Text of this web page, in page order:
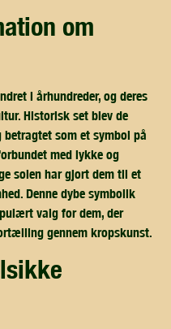
i århundreder, og deres
Historisk set blev de
som et symbol på
med lykke og
solen har gjort dem til et
Denne dybe symbolik
valg for dem, der
gennem kropskunst.